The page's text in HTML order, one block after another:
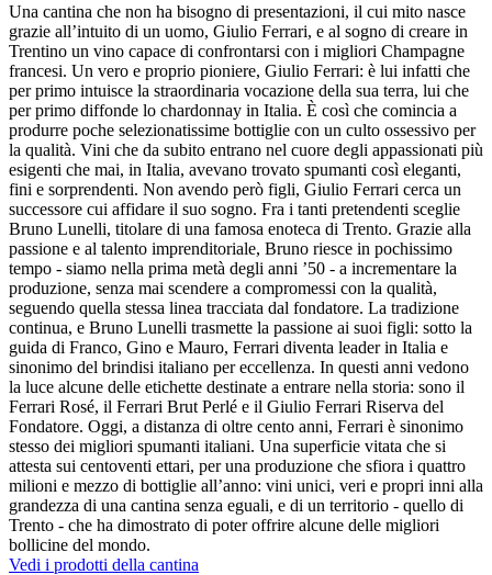
Una cantina che non ha bisogno di presentazioni, il cui mito nasce
grazie all’intuito di un uomo, Giulio Ferrari, e al sogno di creare in
Trentino un vino capace di confrontarsi con i migliori Champagne
francesi. Un vero e proprio pioniere, Giulio Ferrari: è lui infatti che
per primo intuisce la straordinaria vocazione della sua terra, lui che
per primo diffonde lo chardonnay in Italia. È così che comincia a
produrre poche selezionatissime bottiglie con un culto ossessivo per
la qualità. Vini che da subito entrano nel cuore degli appassionati più
esigenti che mai, in Italia, avevano trovato spumanti così eleganti,
fini e sorprendenti. Non avendo però figli, Giulio Ferrari cerca un
successore cui affidare il suo sogno. Fra i tanti pretendenti sceglie
Bruno Lunelli, titolare di una famosa enoteca di Trento. Grazie alla
passione e al talento imprenditoriale, Bruno riesce in pochissimo
tempo - siamo nella prima metà degli anni ’50 - a incrementare la
produzione, senza mai scendere a compromessi con la qualità,
seguendo quella stessa linea tracciata dal fondatore. La tradizione
continua, e Bruno Lunelli trasmette la passione ai suoi figli: sotto la
guida di Franco, Gino e Mauro, Ferrari diventa leader in Italia e
sinonimo del brindisi italiano per eccellenza. In questi anni vedono
la luce alcune delle etichette destinate a entrare nella storia: sono il
Ferrari Rosé, il Ferrari Brut Perlé e il Giulio Ferrari Riserva del
Fondatore. Oggi, a distanza di oltre cento anni, Ferrari è sinonimo
stesso dei migliori spumanti italiani. Una superficie vitata che si
attesta sui centoventi ettari, per una produzione che sfiora i quattro
milioni e mezzo di bottiglie all’anno: vini unici, veri e propri inni alla
grandezza di una cantina senza eguali, e di un territorio - quello di
Trento - che ha dimostrato di poter offrire alcune delle migliori
bollicine del mondo.
Vedi i prodotti della cantina